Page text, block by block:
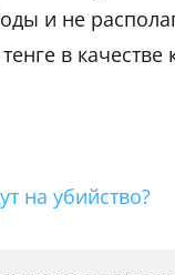
и не
в
на убийство?